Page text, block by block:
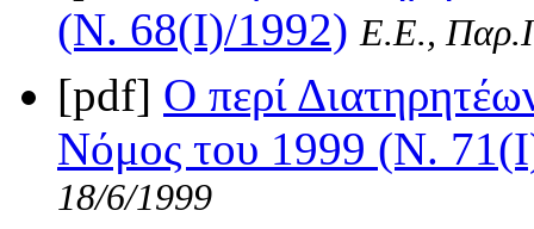
(Ν. 68(I)/1992) Ε.Ε.,
[pdf] Ο περί
Νόμος του 1999 (Ν.
18/6/1999